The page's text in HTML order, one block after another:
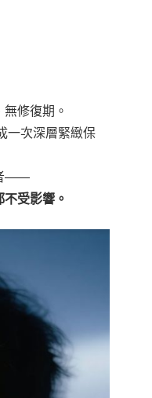
修復期。
一次深層緊緻保
——
受影響。